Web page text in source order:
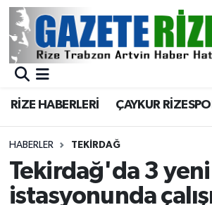
RİZE HABERLERİ ÇAYKUR
HABERLER TEKIRDAĞ
Tekirdağ'da 3
istasyonunda
BÖLGEMİZ
Asayiş
Rize Jandarma Komutanlığı
Bilim Teknoloji
Merkez Nöbetçi Eczaneler
Merkez Trafik Yoğunluk
Süper Lig Puan Durumu ve
Tüm Manşetler